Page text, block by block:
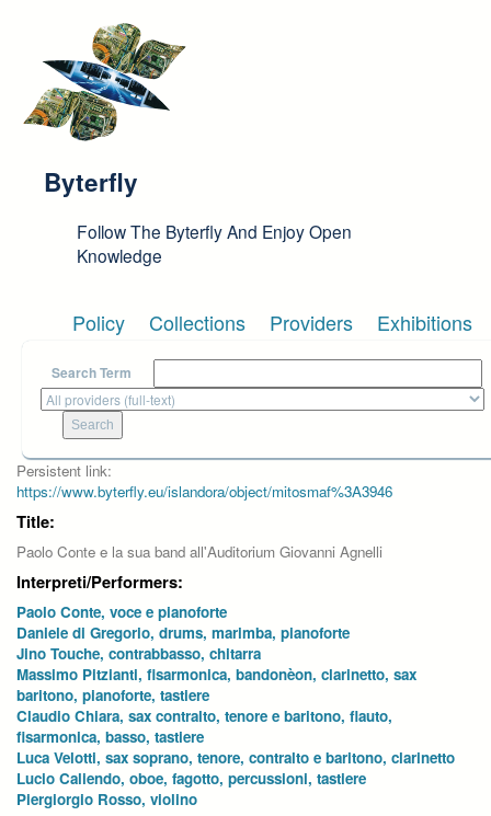
Byterfly
Follow The Byterfly And Enjoy Open
Knowledge
Policy Collections Providers Exhibitions
Search Term
Persistent link:
https://www.byterfly.eu/islandora/object/mitosmaf%3A3946
Title:
Paolo Conte e la sua band all'Auditorium Giovanni Agnelli
Interpreti/Performers:
Paolo Conte, voce e pianoforte
Daniele di Gregorio, drums, marimba, pianoforte
Jino Touche, contrabbasso, chitarra
Massimo Pitzianti, fisarmonica, bandonèon, clarinetto, sax
baritono, pianoforte, tastiere
Claudio Chiara, sax contralto, tenore e baritono, flauto,
fisarmonica, basso, tastiere
Luca Velotti, sax soprano, tenore, contralto e baritono, clarinetto
Lucio Caliendo, oboe, fagotto, percussioni, tastiere
Piergiorgio Rosso, violino